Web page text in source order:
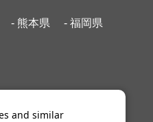
- 熊本県
- 福岡県
and similar